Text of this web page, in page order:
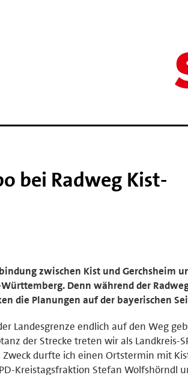
bei Radweg Kist-
zwischen Kist und Gerchsheim
Denn während der
die Planungen auf der bayerischen
Landesgrenze endlich auf den Weg
der Strecke treten wir als Landkreis-
durfte ich einen Ortstermin mit
Kreistagsfraktion Stefan Wolfshörndl